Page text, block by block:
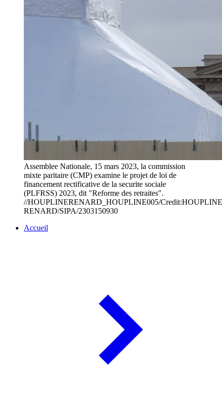
Assemblee Nationale, 15 mars 2023, la commission
mixte paritaire (CMP) examine le projet de loi de
financement rectificative de la securite sociale
(PLFRSS) 2023, dit "Reforme des retraites".
//HOUPLINERENARD_HOUPLINE005/Credit:HOUPLINE
RENARD/SIPA/2303150930
Accueil